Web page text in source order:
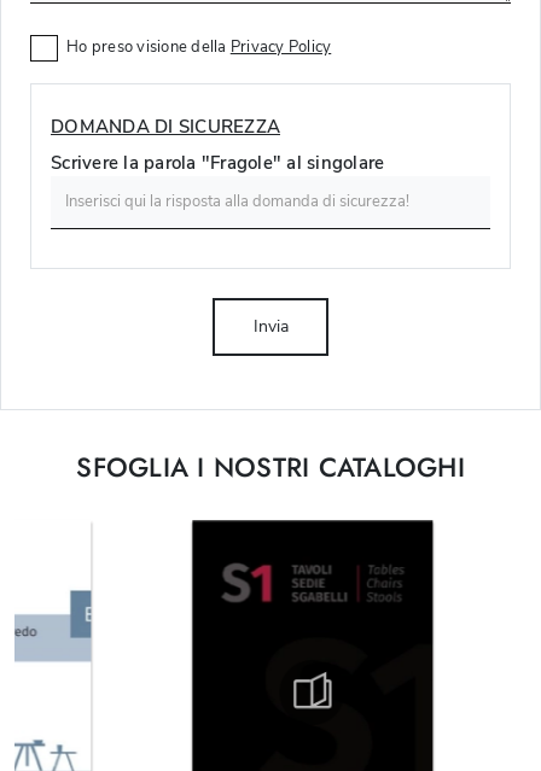
SFOGLIA I NOSTRI CATALOGHI
Ho preso visione della Privacy Policy
DOMANDA DI SICUREZZA
Scrivere la parola "Fragole" al singolare
Invia